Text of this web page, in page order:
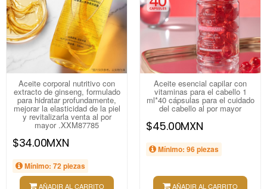
Aceite corporal nutritivo con
extracto de ginseng, formulado
para hidratar profundamente,
mejorar la elasticidad de la piel
y revitalizarla venta al por
mayor .XXM87785
$34.00MXN
Mínimo: 72 piezas
AÑADIR AL CARRITO
Aceite esencial capilar con
vitaminas para el cabello 1
ml*40 cápsulas para el cuidado
del cabello al por mayor
$45.00MXN
Mínimo: 96 piezas
AÑADIR AL CARRITO